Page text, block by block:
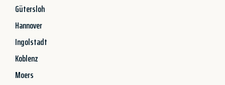
Gütersloh
Hannover
Ingolstadt
Koblenz
Moers